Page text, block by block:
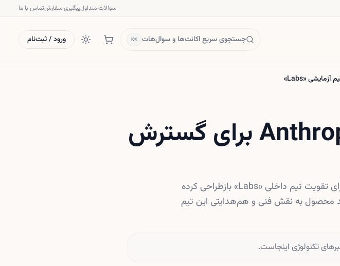
سوالات متداولپیگیری سفارشتماس با ما
جستجوی سریع اکانت‌ها و سوال‌هات ⌘K ورود / ثبت‌نام
تغییرات مدیریتی در Anthropic برای گسترش
استارتاپ هوش مصنوعی Anthropic ساختار مدیریتی خود را برای تقویت تیم داخلی «Labs» بازطراحی کرده
محصول به نقش فنی و هم‌هدایتی این تیم
تکنولوژی اینجاست.